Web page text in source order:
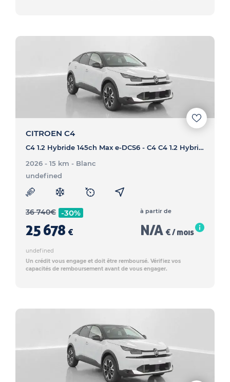
CITROEN C4
C4 1.2 Hybride 145ch Max e-DCS6 - C4 C4 1.2 Hybride 145ch Max e-DCS6
2026 - 15 km - Blanc
undefined
36 740€ -30%
25 678 €
à partir de
N/A € / mois
undefined
Un crédit vous engage et doit être remboursé. Vérifiez vos
capacités de remboursement avant de vous engager.